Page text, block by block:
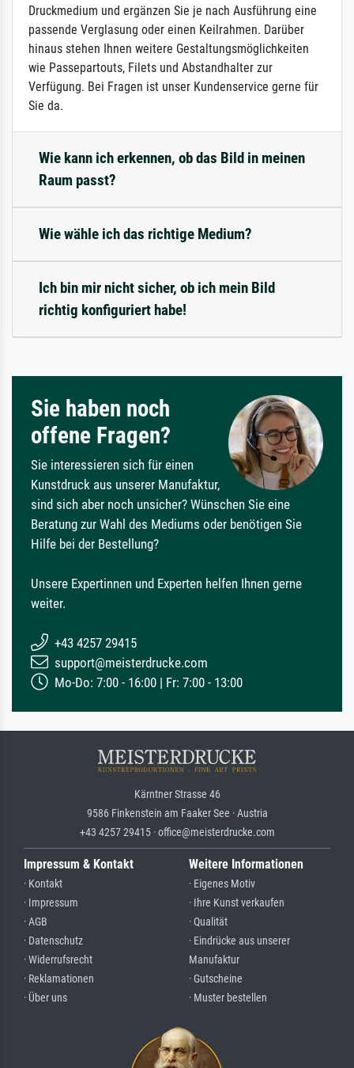
Druckmedium und ergänzen Sie je nach Ausführung eine
passende Verglasung oder einen Keilrahmen. Darüber
hinaus stehen Ihnen weitere Gestaltungsmöglichkeiten
wie Passepartouts, Filets und Abstandhalter zur
Verfügung. Bei Fragen ist unser Kundenservice gerne für
Sie da.
Wie kann ich erkennen, ob das Bild in meinen
Raum passt?
Wie wähle ich das richtige Medium?
Ich bin mir nicht sicher, ob ich mein Bild
richtig konfiguriert habe!
Sie haben noch
offene Fragen?
Sie interessieren sich für einen
Kunstdruck aus unserer Manufaktur,
sind sich aber noch unsicher? Wünschen Sie eine
Beratung zur Wahl des Mediums oder benötigen Sie
Hilfe bei der Bestellung?
Unsere Expertinnen und Experten helfen Ihnen gerne
weiter.
+43 4257 29415
support@meisterdrucke.com
Mo-Do: 7:00 - 16:00 | Fr: 7:00 - 13:00
Kärntner Strasse 46
9586 Finkenstein am Faaker See · Austria
+43 4257 29415 · office@meisterdrucke.com
Impressum & Kontakt
· Kontakt
· Impressum
· AGB
· Datenschutz
· Widerrufsrecht
· Reklamationen
· Über uns
Weitere Informationen
· Eigenes Motiv
· Ihre Kunst verkaufen
· Qualität
· Eindrücke aus unserer
Manufaktur
· Gutscheine
· Muster bestellen